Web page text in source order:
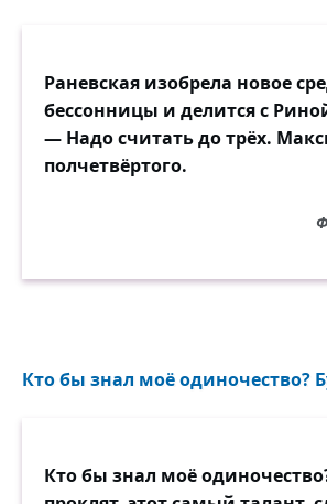
Раневская изобрела новое
бессонницы и делится с
— Надо считать до трёх.
полчетвёртого.
Кто бы знал моё одиночество?
Кто бы знал моё